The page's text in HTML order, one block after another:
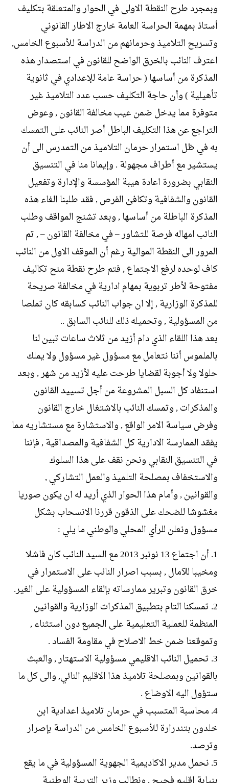
وبمجرد طرح النقطة الاولى في الحوار والمتعلقة بتكليف
أستاذ بمهمة الحراسة العامة خارج الاطار القانوني
وتسريح التلاميذ وحرمانهم من الدراسة للأسبوع الخامس,
اعترف النائب بالخرق الواضح للقانون في استصدار هذه
المذكرة من أساسها ( حراسة عامة للإعدادي في ثانوية
تأهيلية ) وأن حاجة التكليف حسب عدد التلاميذ غير
متوفرة مما يدخل ضمن عيب مخالفة القانون , وعوض
التراجع عن هذا التكليف الباطل أصر النائب على التمسك
به في ظل استمرار حرمان التلاميذ من التمدرس الى أن
يستشير مع أطراف مجهولة . وإيمانا منا في التنسيق
النقابي بضرورة اعادة هيبة المؤسسة والإدارة وتفعيل
القانون والشفافية وتكافئ الفرص , فقد طلبنا الغاء هذه
المذكرة الباطلة من أساسها , وبعد تشنج المواقف وطلب
النائب امهاله فرصة للتشاور – في مخالفة القانون – , تم
المرور الى النقطة الموالية رغم أن الموقف الاول من النائب
كاف لوحده لرفع الاجتماع , فتم طرح نقطة منح تكاليف
مفتوحة لأطر تربوية بمهام ادارية في مخالفة صريحة
للمذكرة الوزارية , إلا ان جواب النائب كسابقه كان تملصا
من المسؤولية , وتحميله ذلك للنائب السابق ..
بعد هذا اللقاء الذي دام أزيد من ثلاث ساعات تبين لنا
بالملموس أننا نتعامل مع مسؤول غير مسؤول ولا يملك
حلولا ولا أجوبة لقضايا طرحت عليه لأزيد من شهر , وبعد
استنفاد كل السبل المشروعة من أجل تسييد القانون
والمذكرات , وتمسك النائب بالاشتغال خارج القانون
وفرض سياسة الامر الواقع , والاستشارة مع مستشاريه مما
يفقد الممارسة الادارية كل الشفافية والمصداقية , فإننا
في التنسيق النقابي ونحن نقف على هذا السلوك
والاستخفاف بمصلحة التلميذ والعمل التشاركي ,
والقوانين , وأمام هذا الحوار الذي أريد له ان يكون صوريا
مغشوشا للضحك على الذقون قررنا الانسحاب بشكل
مسؤول ونعلن للرأي المحلي والوطني ما يلي :
1. أن اجتماع 13 نونبر 2013 مع السيد النائب كان فاشلا
ومخيبا للآمال , بسبب اصرار النائب على الاستمرار في
خرق القانون وتبرير ممارساته بإلقاء المسؤولية على الغير.
2. تمسكنا التام بتطبيق المذكرات الوزارية والقوانين
المنظمة للعملية التعليمية على الجميع دون استثناء ,
وتموقعنا ضمن خط الاصلاح في مقاومة الفساد .
3. تحميل النائب الاقليمي مسؤولية الاستهتار , والعبث
بالقوانين وبمصلحة تلاميذ هذا الاقليم النائي, والى كل ما
ستؤول اليه الاوضاع .
4. محاسبة المتسبب في حرمان تلاميذ اعدادية ابن
خلدون بتندرارة للأسبوع الخامس من الدراسة بإصرار
وترصد.
5. نحمل مدير الاكاديمية الجهوية المسؤولية في ما يقع